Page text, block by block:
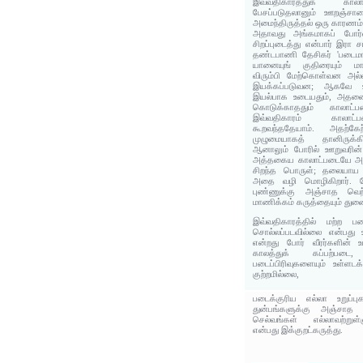
பேசப்படுதலானும்
அமைந்திருத்தல் ஒரு
அதாவது அங்கமாகப்
சிறப்புடைத்து என்பார்
தண்டபாணி தேசிகர்
யானையுங் குதிரையும்
விரும்பி மேற்கொள்வன
இயக்கப்படுவன; ஆகவே
இயல்பாக உடையதும், அதனை
கொடுக்காததும்
இவ்வதிகாரம்
கூறவந்ததேயாம்.
முழுமையாகத்
ஆனாலும் போரில்
அத்தகைய காலாட்படையே
சிறந்த பொருள்;
அதை வழி மொழிகிறார்.
புண்ணுக்கு அஞ்சாத
மாணிக்கம் கருத்தையும்
இவ்வதிகாரத்தில் மற்ற
சொல்லப்படவில்லை என்பது
என்றது போர் வீரர்களின்
காலத்துக்
படைப்பிரிவுகளையும்
குற்றமில்லை,
படைக்குரிய எல்லா
துன்பங்களுக்கு அஞ்சாத
செல்வங்கள்
என்பது இக்குறட்கருத்து.